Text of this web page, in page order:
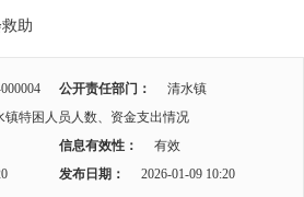
助
公开责任部门：
清水镇
镇特困人员人数、资金支出情况
信息有效性：
有效
发布日期： 2026-01-09 10:20